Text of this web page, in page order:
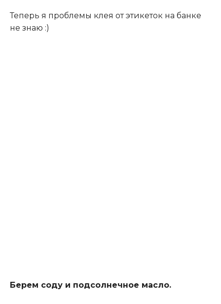
Теперь я проблемы клея от этикеток на банке
не знаю :)
Берем соду и подсолнечное масло.